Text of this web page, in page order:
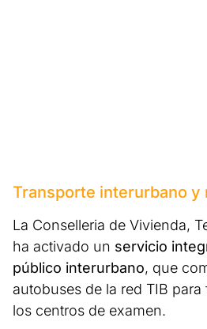
Transporte interurbano y
La Conselleria de Vivienda,
ha activado un servicio
público interurbano, que
autobuses de la red TIB para
los centros de examen.